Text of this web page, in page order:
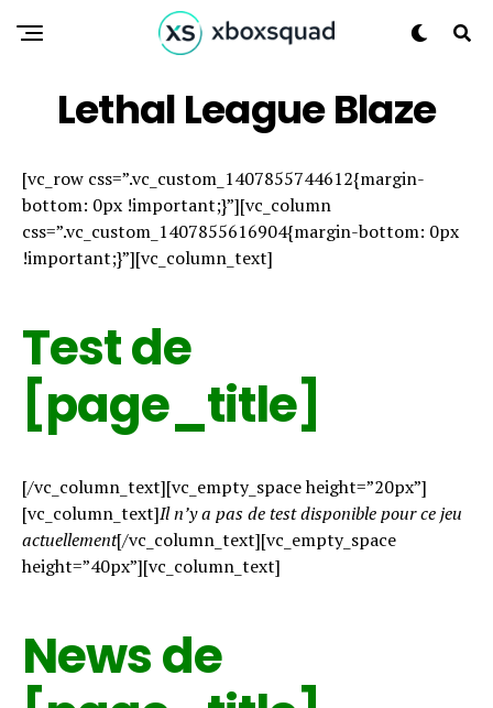
Lethal League Blaze
[vc_row css=”.vc_custom_1407855744612{margin-
bottom: 0px !important;}”][vc_column
css=”.vc_custom_1407855616904{margin-bottom: 0px
!important;}”][vc_column_text]
Test de
[page_title]
[/vc_column_text][vc_empty_space height=”20px”]
[vc_column_text]Il n’y a pas de test disponible pour ce jeu
actuellement[/vc_column_text][vc_empty_space
height=”40px”][vc_column_text]
News de